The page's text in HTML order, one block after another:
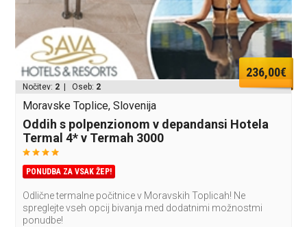
236,00€
Nočitev: 2 | Oseb: 2
Moravske Toplice, Slovenija
Oddih s polpenzionom v depandansi Hotela
Termal 4* v Termah 3000
PONUDBA ZA VSAK ŽEP!
Odlične termalne počitnice v Moravskih Toplicah! Ne
spreglejte vseh opcij bivanja med dodatnimi možnostmi
ponudbe!